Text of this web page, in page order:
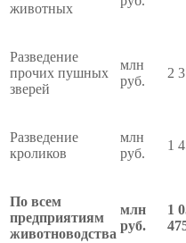
животных
Разведение
прочих пушных
зверей
млн
руб.
2
Разведение
кроликов
млн
руб.
1
По всем
предприятиям
животноводства
млн
руб.
1